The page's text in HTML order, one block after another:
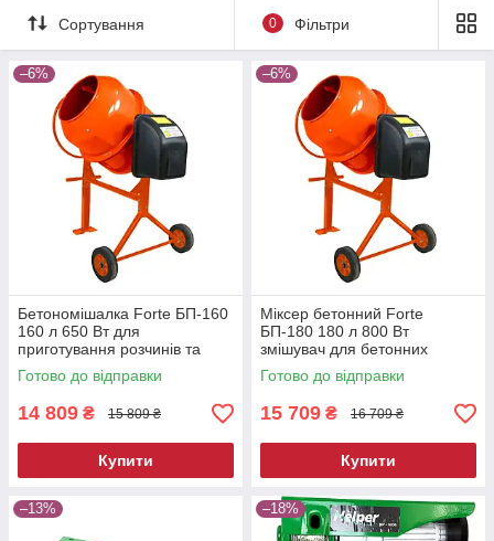
Сортування 0 Фільтри
–6%
Бетономішалка Forte БП-160
160 л 650 Вт для
приготування розчинів та
бетону будівельна
Готово до відправки
14 809 ₴ 15 809 ₴
Купити
–6%
Міксер бетонний Forte
БП-180 180 л 800 Вт
змішувач для бетонних
сумішей будівельний
інструмент
Готово до відправки
15 709 ₴ 16 709 ₴
Купити
–13% –18%